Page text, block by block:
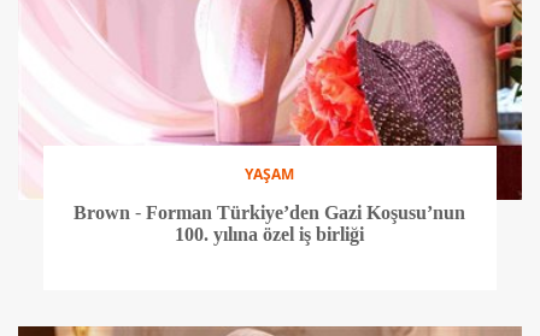
YAŞAM
Brown - Forman Türkiye’den Gazi Koşusu’nun
100. yılına özel iş birliği